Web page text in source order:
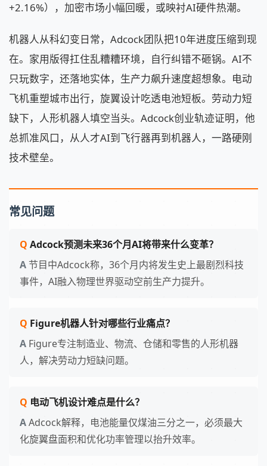
+2.16%），加密市场小幅回暖，或映衬AI硬件热潮。
机器人从科幻变日常，Adcock团队把10年进度压缩到现
在。家用版得扛住乱糟糟环境，自行纠错不砸锅。AI不
只玩数字，还落地实体，生产力飙升速度超想象。电动
飞机重塑城市出行，旋翼设计吃透电池短板。劳动力短
缺下，人形机器人填空当头。Adcock创业轨迹证明，他
总抓准风口，从人才AI到飞行器再到机器人，一路硬刚
技术壁垒。
常见问题
Adcock预测未来36个月AI将带来什么变革？
节目中Adcock称，36个月内将发生史上最剧烈科技
事件，AI融入物理世界驱动空前生产力提升。
Figure机器人针对哪些行业痛点？
Figure专注制造业、物流、仓储和零售的人形机器
人，解决劳动力短缺问题。
电动飞机设计难点是什么？
Adcock解释，电池能量仅煤油三分之一，必须最大
化旋翼盘面积和优化功率管理以抬升效率。